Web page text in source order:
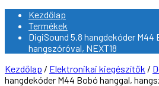
Kezdőlap
Termékek
DigiSound 5.8 hangdekóder M44
hangszóróval, NEXT18
Kezdőlap / Elektronikai kiegészítők /
hangdekóder M44 Bobó hanggal,